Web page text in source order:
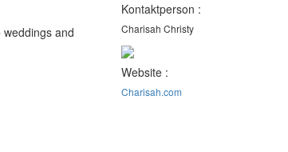
and
Kontaktperson :
Charisah Christy
Website :
Charisah.com